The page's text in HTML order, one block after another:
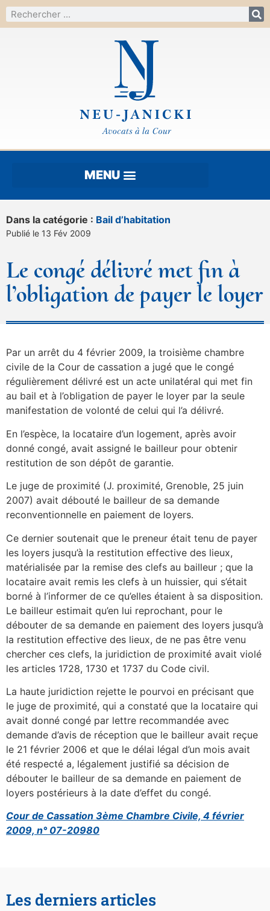
Dans la catégorie : Bail d’habitation
Publié le 13 Fév 2009
Le congé délivré met fin à
l’obligation de payer le loyer
Par un arrêt du 4 février 2009, la troisième chambre
civile de la Cour de cassation a jugé que le congé
régulièrement délivré est un acte unilatéral qui met fin
au bail et à l’obligation de payer le loyer par la seule
manifestation de volonté de celui qui l’a délivré.
En l’espèce, la locataire d’un logement, après avoir
donné congé, avait assigné le bailleur pour obtenir
restitution de son dépôt de garantie.
Le juge de proximité (J. proximité, Grenoble, 25 juin
2007) avait débouté le bailleur de sa demande
reconventionnelle en paiement de loyers.
Ce dernier soutenait que le preneur était tenu de payer
les loyers jusqu’à la restitution effective des lieux,
matérialisée par la remise des clefs au bailleur ; que la
locataire avait remis les clefs à un huissier, qui s’était
borné à l’informer de ce qu’elles étaient à sa disposition.
Le bailleur estimait qu’en lui reprochant, pour le
débouter de sa demande en paiement des loyers jusqu’à
la restitution effective des lieux, de ne pas être venu
chercher ces clefs, la juridiction de proximité avait violé
les articles 1728, 1730 et 1737 du Code civil.
La haute juridiction rejette le pourvoi en précisant que
le juge de proximité, qui a constaté que la locataire qui
avait donné congé par lettre recommandée avec
demande d’avis de réception que le bailleur avait reçue
le 21 février 2006 et que le délai légal d’un mois avait
été respecté a, légalement justifié sa décision de
débouter le bailleur de sa demande en paiement de
loyers postérieurs à la date d’effet du congé.
Cour de Cassation 3ème Chambre Civile, 4 février
2009, n° 07-20980
Les derniers articles